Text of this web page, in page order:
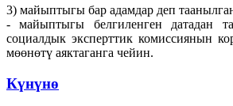
3) майыптыгы бар адамдар деп
- майыптыгы белгиленген датадан
социалдык эксперттик комиссиянын
мөөнөтү аяктаганга чейин.
Күнүнө